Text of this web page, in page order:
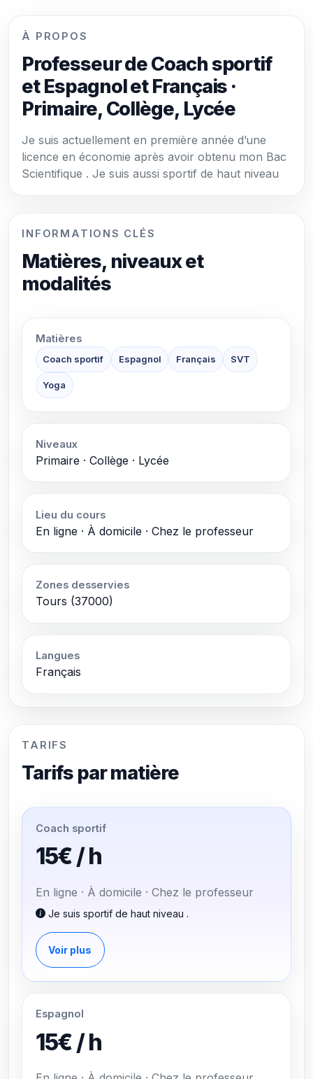
À PROPOS
Professeur de Coach sportif
et Espagnol et Français ·
Primaire, Collège, Lycée
Je suis actuellement en première année d’une
licence en économie après avoir obtenu mon Bac
Scientifique . Je suis aussi sportif de haut niveau
INFORMATIONS CLÉS
Matières, niveaux et
modalités
Matières
Coach sportif Espagnol Français SVT
Yoga
Niveaux
Primaire · Collège · Lycée
Lieu du cours
En ligne · À domicile · Chez le professeur
Zones desservies
Tours (37000)
Langues
Français
TARIFS
Tarifs par matière
Coach sportif
15€ / h
En ligne · À domicile · Chez le professeur
Je suis sportif de haut niveau .
Voir plus
Espagnol
15€ / h